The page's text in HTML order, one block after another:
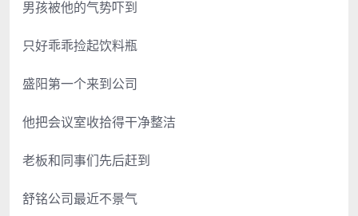
男孩被他的气势吓到
只好乖乖捡起饮料瓶
盛阳第一个来到公司
他把会议室收拾得干净整洁
老板和同事们先后赶到
舒铭公司最近不景气